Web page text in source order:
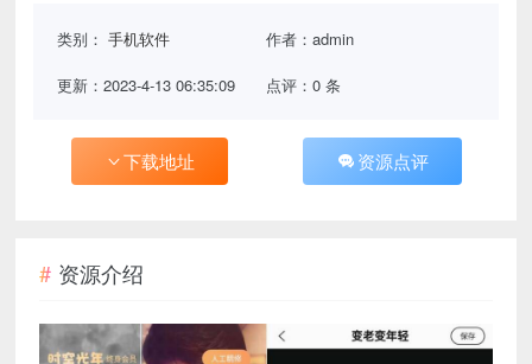
类别：手机软件 作者：admin
更新：2023-4-13 06:35:09 点评：0 条
下载地址 资源点评
资源介绍